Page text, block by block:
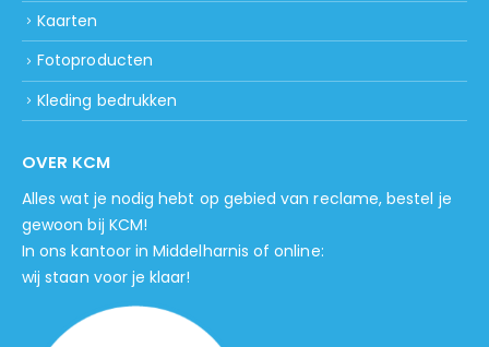
Kaarten
Fotoproducten
Kleding bedrukken
OVER KCM
Alles wat je nodig hebt op gebied van reclame, bestel je
gewoon bij KCM!
In ons kantoor in Middelharnis of online:
wij staan voor je klaar!